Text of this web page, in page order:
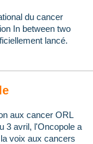
du cancer
In between two
lancé.
aux cancer ORL
3 avril, l'Oncopole a
voix aux cancers